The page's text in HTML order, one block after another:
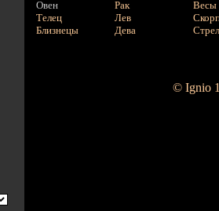
Овен
Телец
Близнецы
Рак
Лев
Дева
Весы
© Ignio